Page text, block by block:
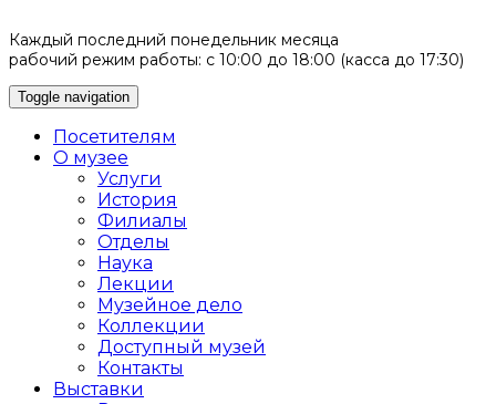
Каждый последний понедельник месяца
рабочий режим работы: с 10:00 до 18:00 (касса до 17:30)
Toggle navigation
Посетителям
О музее
Услуги
История
Филиалы
Отделы
Наука
Лекции
Музейное дело
Коллекции
Доступный музей
Контакты
Выставки